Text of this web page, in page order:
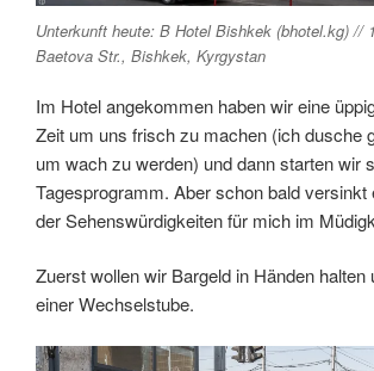
Unterkunft heute: B Hotel Bishkek (bhotel.kg) //
Baetova Str., Bishkek, Kyrgystan
Im Hotel angekommen haben wir eine
Zeit um uns frisch zu machen (ich dusche
um wach zu werden) und dann starten wir
Tagesprogramm. Aber schon bald versinkt
der Sehenswürdigkeiten für mich im
Zuerst wollen wir Bargeld in Händen halten
einer Wechselstube.